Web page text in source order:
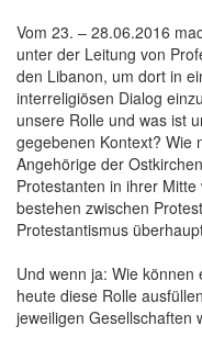
Vom 23. – 28.06.2016
unter der Leitung von
den Libanon, um dort in
interreligiösen Dialog
unsere Rolle und was ist
gegebenen Kontext? Wie
Angehörige der
Protestanten in ihrer
bestehen zwischen
Protestantismus
Und wenn ja: Wie
heute diese Rolle
jeweiligen Gesellschaften